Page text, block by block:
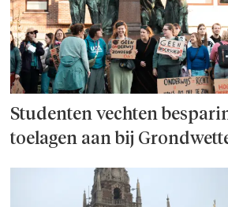
Studenten vechten
toelagen aan bij